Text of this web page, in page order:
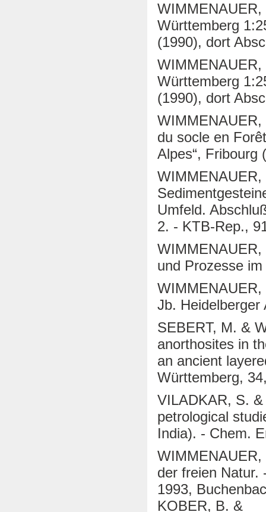
Württemberg
(1990), dort
Württemberg
(1990), dort
du socle en
Alpes“, Fribourg
Umfeld.
2. - KTB-Rep.,
und Prozesse
Jb.
SEBERT, M. &
anorthosites in
an ancient
Württemberg,
VILADKAR, S.
petrological
India). - Chem.
der freien Natur.
1993,
KOBER, B. &